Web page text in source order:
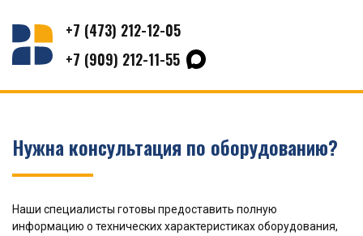
+7 (473) 212-12-05
+7 (909) 212-11-55
Нужна консультация по оборудованию?
Наши специалисты готовы предоставить полную
информацию о технических характеристиках оборудования,